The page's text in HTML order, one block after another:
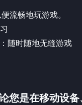
流畅地玩游戏。
随时随地无缝游戏
您是在移动设